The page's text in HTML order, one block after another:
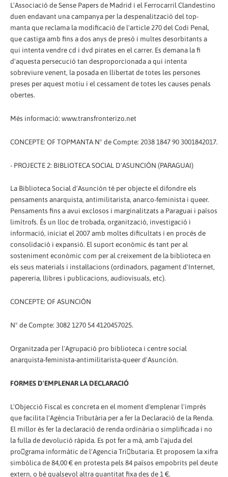
L'Associació de Sense Papers de Madrid i el Ferrocarril Clandestino
duen endavant una campanya per la despenalització del top-
manta que reclama la modificació de l'article 270 del Codi Penal,
que castiga amb fins a dos anys de presó i multes desorbitants a
qui intenta vendre cd i dvd pirates en el carrer. Es demana la fi
d'aquesta persecució tan desproporcionada a qui intenta
sobreviure venent, la posada en llibertat de totes les persones
preses per aquest motiu i el cessament de totes les causes penals
obertes.
Més informació: www.transfronterizo.net
CONCEPTE: OF TOPMANTA Nº de Compte: 2038 1847 90 3001842017.
- PROJECTE 2: BIBLIOTECA SOCIAL D'ASUNCIÓN (PARAGUAI)
La Biblioteca Social d'Asunción té per objecte el difondre els
pensaments anarquista, antimilitarista, anarco-feminista i queer.
Pensaments fins a avui exclosos i marginalitzats a Paraguai i països
limítrofs. És un lloc de trobada, organització, investigació i
informació, iniciat el 2007 amb moltes dificultats i en procés de
consolidació i expansió. El suport econòmic és tant per al
sosteniment econòmic com per al creixement de la biblioteca en
els seus materials i instal·lacions (ordinadors, pagament d'Internet,
papereria, llibres i publicacions, audiovisuals, etc).
CONCEPTE: OF ASUNCIÓN
Nº de Compte: 3082 1270 54 4120457025.
Organitzada per l'Agrupació pro biblioteca i centre social
anarquista-feminista-antimilitarista-queer d'Asunción.
FORMES D'EMPLENAR LA DECLARACIÓ
L'Objecció Fiscal es concreta en el moment d'emplenar l'imprès
que facilita l'Agència Tributària per a fer la Declaració de la Renda.
El millor és fer la declaració de renda ordinària o simplificada i no
la fulla de devolució ràpida. Es pot fer a mà, amb l'ajuda del
programa informàtic de l'Agencia Tributaria. Et proposem la xifra
simbòlica de 84,00 € en protesta pels 84 països empobrits pel deute
extern, o bé qualsevol altra quantitat fixa des de 1 €.